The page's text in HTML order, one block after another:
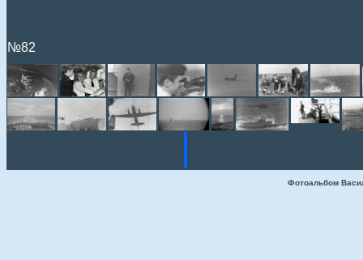
№82
Фотоальбом